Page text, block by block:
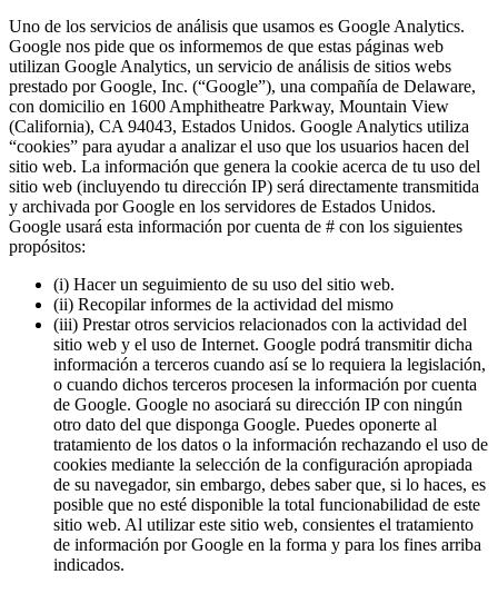
Uno de los servicios de análisis que usamos es Google Analytics.
Google nos pide que os informemos de que estas páginas web
utilizan Google Analytics, un servicio de análisis de sitios webs
prestado por Google, Inc. (“Google”), una compañía de Delaware,
con domicilio en 1600 Amphitheatre Parkway, Mountain View
(California), CA 94043, Estados Unidos. Google Analytics utiliza
“cookies” para ayudar a analizar el uso que los usuarios hacen del
sitio web. La información que genera la cookie acerca de tu uso del
sitio web (incluyendo tu dirección IP) será directamente transmitida
y archivada por Google en los servidores de Estados Unidos.
Google usará esta información por cuenta de # con los siguientes
propósitos:
(i) Hacer un seguimiento de su uso del sitio web.
(ii) Recopilar informes de la actividad del mismo
(iii) Prestar otros servicios relacionados con la actividad del
sitio web y el uso de Internet. Google podrá transmitir dicha
información a terceros cuando así se lo requiera la legislación,
o cuando dichos terceros procesen la información por cuenta
de Google. Google no asociará su dirección IP con ningún
otro dato del que disponga Google. Puedes oponerte al
tratamiento de los datos o la información rechazando el uso de
cookies mediante la selección de la configuración apropiada
de su navegador, sin embargo, debes saber que, si lo haces, es
posible que no esté disponible la total funcionabilidad de este
sitio web. Al utilizar este sitio web, consientes el tratamiento
de información por Google en la forma y para los fines arriba
indicados.